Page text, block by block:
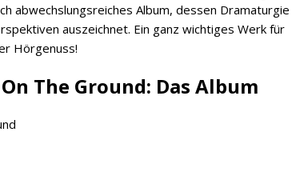
abwechslungsreiches Album, dessen Dramaturgie
auszeichnet. Ein ganz wichtiges Werk für
Hörgenuss!
The Ground: Das Album